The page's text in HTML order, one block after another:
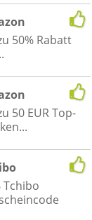
50% Rabatt
50 EUR Top-
Tchibo